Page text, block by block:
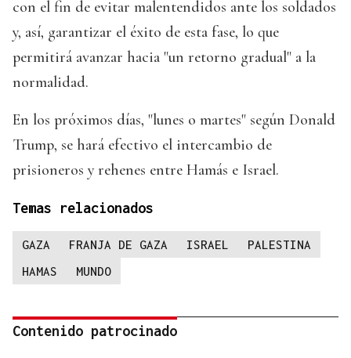
con el fin de evitar malentendidos ante los soldados
y, así, garantizar el éxito de esta fase, lo que
permitirá avanzar hacia "un retorno gradual" a la
normalidad.
En los próximos días, "lunes o martes" según Donald
Trump, se hará efectivo el intercambio de
prisioneros y rehenes entre Hamás e Israel.
Temas relacionados
GAZA FRANJA DE GAZA ISRAEL
PALESTINA
HAMAS
MUNDO
Contenido patrocinado